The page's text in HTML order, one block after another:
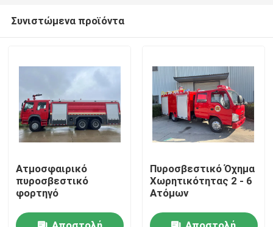
Σπίτι
Προϊόντα
Περίπου εμείς
Συνιστώμενα προϊόντα
Ατμοσφαιρικό
πυροσβεστικό
φορτηγό
Πυροσβεστικό Όχημα
Χωρητικότητας 2 - 6
Ατόμων